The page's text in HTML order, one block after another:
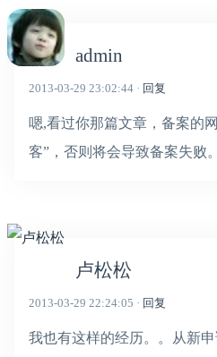
admin
2013-03-29 23:02:44 · 回复
嗯,看过你那篇文章，备案的
客”，否则将会导致备案失败。
卢松松
2013-03-29 22:24:05 · 回复
我也有这样的经历。。从新